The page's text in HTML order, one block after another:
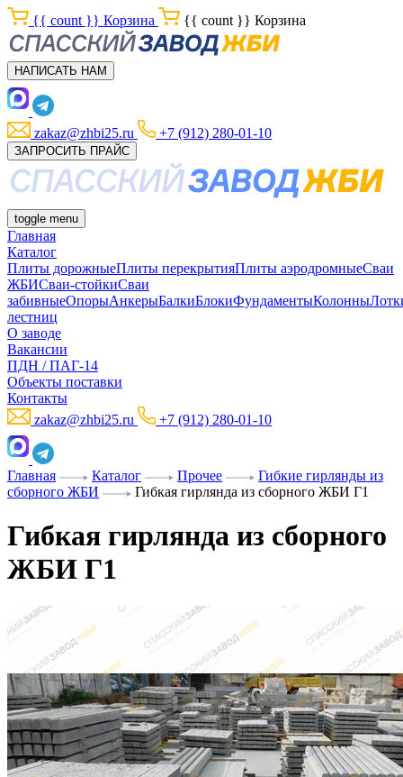
{{ count }} Корзина {{ count }} Корзина
НАПИСАТЬ НАМ
zakaz@zhbi25.ru +7 (912) 280-01-10
ЗАПРОСИТЬ ПРАЙС
toggle menu
Главная
Каталог
Плиты дорожныеПлиты перекрытияПлиты аэродромныеСваи
ЖБИСваи-стойкиСваи
забивныеОпорыАнкерыБалкиБлокиФундаментыКолонны
лестниц
О заводе
Вакансии
ПДН / ПАГ-14
Объекты поставки
Контакты
zakaz@zhbi25.ru
+7 (912) 280-01-10
Главная Каталог Прочее
Гибкие гирлянды из
сборного ЖБИ
Гибкая гирлянда из сборного ЖБИ Г1
Гибкая гирлянда из сборного
ЖБИ Г1